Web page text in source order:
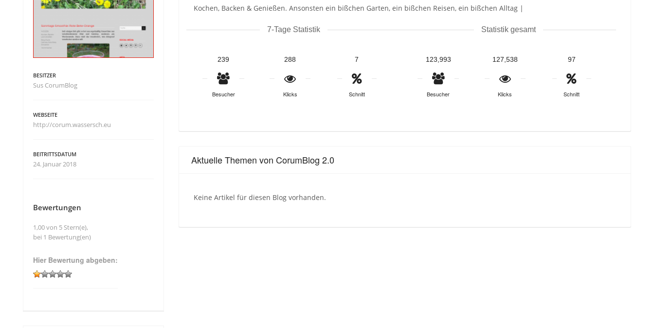
Kochen, Backen & Genießen. Ansonsten ein bißchen Garten, ein bißchen Reisen, ein bißchen Alltag |
7-Tage Statistik
239
Besucher
288
Klicks
7
Schnitt
Statistik gesamt
123,993
Besucher
127,538
Klicks
97
Schnitt
Aktuelle Themen von CorumBlog 2.0
Keine Artikel für diesen Blog vorhanden.
BESITZER
Sus CorumBlog
WEBSEITE
http://corum.wassersch.eu
BEITRITTSDATUM
24. Januar 2018
Bewertungen
1,00 von 5 Stern(e),
bei 1 Bewertung(en)
Hier Bewertung abgeben: